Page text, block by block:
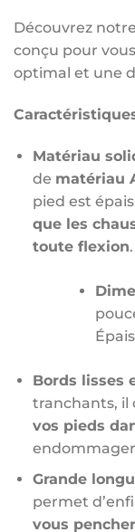
Découvrez notre
conçu pour
optimal et une
Matériau
de matériau
pied est
que les
toute flexion.
Bords lisses
tranchants, il
vos pieds
Grande
permet
vous